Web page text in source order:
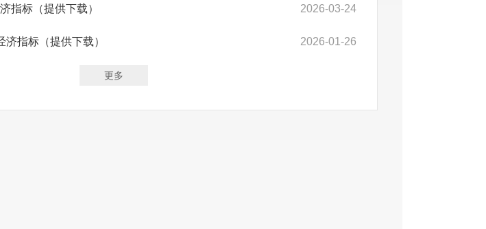
2026-03-24
指标（提供下载）
2026-01-26
指标（提供下载）
更多